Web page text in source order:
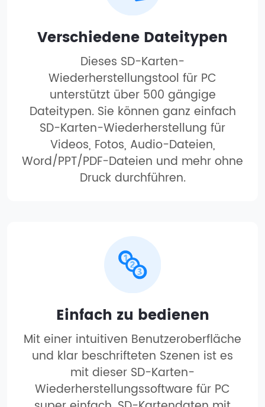
Verschiedene Dateitypen
Dieses SD-Karten-
Wiederherstellungstool für PC
unterstützt über 500 gängige
Dateitypen. Sie können ganz einfach
SD-Karten-Wiederherstellung für
Videos, Fotos, Audio-Dateien,
Word/PPT/PDF-Dateien und mehr ohne
Druck durchführen.
Einfach zu bedienen
Mit einer intuitiven Benutzeroberfläche
und klar beschrifteten Szenen ist es
mit dieser SD-Karten-
Wiederherstellungssoftware für PC